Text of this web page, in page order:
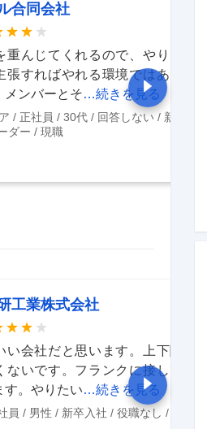
合同会社
重んじてくれるので、やりたい
張すればやれる環境ではあると
メンバーとそ…続きを見る
正社員 30代 回答しない
新卒
ダー 現職
工業株式会社
い会社だと思います。上下関係
ないです。フランクに接してい
す。やりたい…続きを見る
員 男性 新卒入社 役職なし